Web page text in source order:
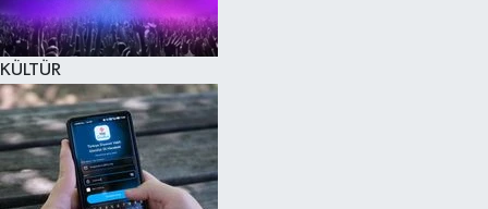
KÜLTÜR